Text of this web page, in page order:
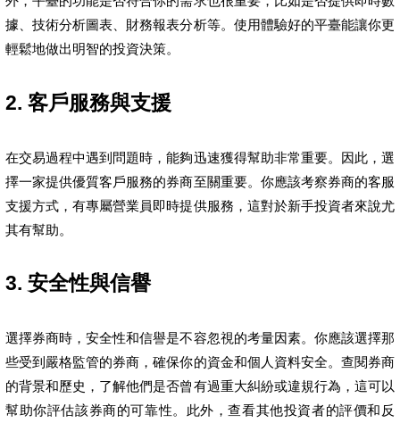
據、技術分析圖表、財務報表分析等。使用體驗好的平臺能讓你更
輕鬆地做出明智的投資決策。
2. 客戶服務與支援
在交易過程中遇到問題時，能夠迅速獲得幫助非常重要。因此，選
擇一家提供優質客戶服務的券商至關重要。你應該考察券商的客服
支援方式，有專屬營業員即時提供服務，這對於新手投資者來說尤
其有幫助。
3. 安全性與信譽
選擇券商時，安全性和信譽是不容忽視的考量因素。你應該選擇那
些受到嚴格監管的券商，確保你的資金和個人資料安全。查閱券商
的背景和歷史，了解他們是否曾有過重大糾紛或違規行為，這可以
幫助你評估該券商的可靠性。此外，查看其他投資者的評價和反